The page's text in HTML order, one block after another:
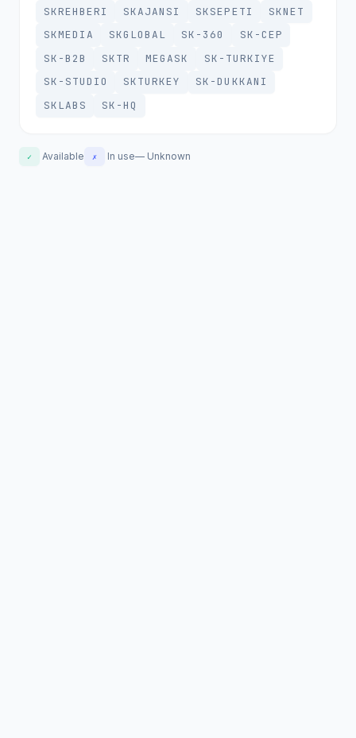
SKREHBERI
SKAJANSI SKSEPETI
SKNET
SKMEDIA
SKGLOBAL SK-360
SK-CEP
SK-B2B
SKTR MEGASK
SK-TURKIYE
SK-STUDIO
SKTURKEY
SK-DUKKANI
SKLABS
SK-HQ
✓ Available ✗ In use— Unknown